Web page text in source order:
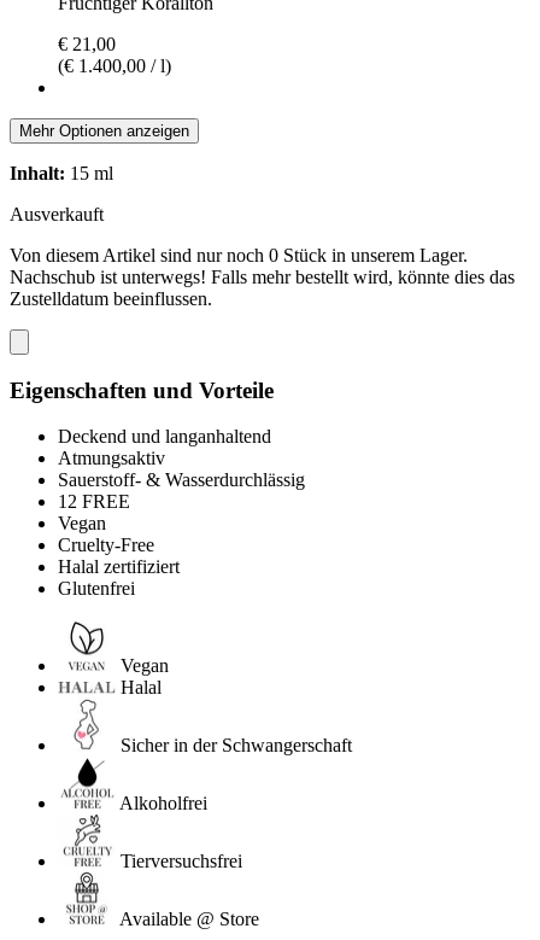
€ 21,00
(€ 1.400,00 / l)
Mehr Optionen anzeigen
Inhalt: 15 ml
Ausverkauft
Von diesem Artikel sind nur noch 0 Stück in unserem Lager.
Nachschub ist unterwegs! Falls mehr bestellt wird, könnte dies das
Zustelldatum beeinflussen.
Eigenschaften und Vorteile
Deckend und langanhaltend
Atmungsaktiv
Sauerstoff- & Wasserdurchlässig
12 FREE
Vegan
Cruelty-Free
Halal zertifiziert
Glutenfrei
Vegan
Halal
Sicher in der Schwangerschaft
Alkoholfrei
Tierversuchsfrei
Available @ Store